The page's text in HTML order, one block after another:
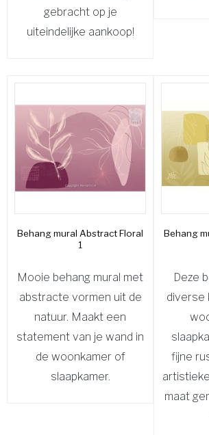
gebracht op je
uiteindelijke aankoop!
Behang mural Abstract Floral
1
Mooie behang mural met
abstracte vormen uit de
natuur. Maakt een
statement van je wand in
de woonkamer of
slaapkamer.
Behang
Deze
diverse
fijne
maat